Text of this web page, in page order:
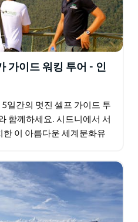
가이드 워킹 투어 - 인
일간의 멋진 셀프 가이드 투
함께하세요. 시드니에서 서
한 이 아름다운 세계문화유